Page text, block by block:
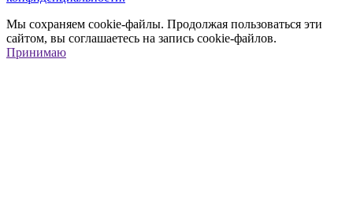
Мы сохраняем cookie-файлы. Продолжая пользоваться эти
сайтом, вы соглашаетесь на запись cookie-файлов.
Принимаю